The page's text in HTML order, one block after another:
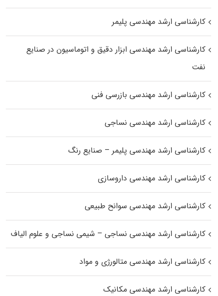
کارشناسی ارشد مهندسی پلیمر
کارشناسی ارشد مهندسی ابزار دقیق و اتوماسیون در صنایع
نفت
کارشناسی ارشد مهندسی بازرسی فنی
کارشناسی ارشد مهندسی نساجی
کارشناسی ارشد مهندسی پلیمر – صنایع رنگ
کارشناسی ارشد مهندسی داروسازی
کارشناسی ارشد مهندسی سوانح طبیعی
کارشناسی ارشد مهندسی نساجی – شیمی نساجی و علوم الیاف
کارشناسی ارشد مهندسی متالورژی و مواد
کارشناسی ارشد مهندسی مکانیک